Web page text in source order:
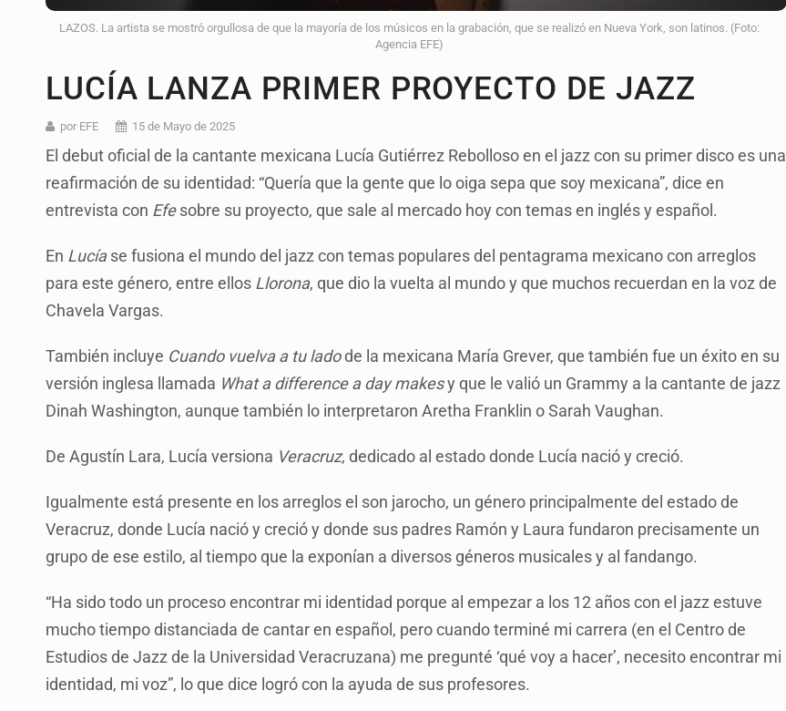
LAZOS. La artista se mostró orgullosa de que la mayoría de los músicos en la grabación, que se realizó en Nueva York, son latinos. (Foto:
Agencia EFE)
LUCÍA LANZA PRIMER PROYECTO DE JAZZ
por EFE 15 de Mayo de 2025
El debut oficial de la cantante mexicana Lucía Gutiérrez Rebolloso en el jazz con su primer disco es una
reafirmación de su identidad: “Quería que la gente que lo oiga sepa que soy mexicana”, dice en
entrevista con Efesobre su proyecto, que sale al mercado hoy con temas en inglés y español.
En Lucíase fusiona el mundo del jazz con temas populares del pentagrama mexicano con arreglos
para este género, entre ellos Llorona, que dio la vuelta al mundo y que muchos recuerdan en la voz de
Chavela Vargas.
También incluye Cuando vuelva a tu ladode la mexicana María Grever, que también fue un éxito en su
versión inglesa llamada What a difference a day makesy que le valió un Grammy a la cantante de jazz
Dinah Washington, aunque también lo interpretaron Aretha Franklin o Sarah Vaughan.
De Agustín Lara, Lucía versiona Veracruz, dedicado al estado donde Lucía nació y creció.
Igualmente está presente en los arreglos el son jarocho, un género principalmente del estado de
Veracruz, donde Lucía nació y creció y donde sus padres Ramón y Laura fundaron precisamente un
grupo de ese estilo, al tiempo que la exponían a diversos géneros musicales y al fandango.
“Ha sido todo un proceso encontrar mi identidad porque al empezar a los 12 años con el jazz estuve
mucho tiempo distanciada de cantar en español, pero cuando terminé mi carrera (en el Centro de
Estudios de Jazz de la Universidad Veracruzana) me pregunté ‘qué voy a hacer’, necesito encontrar mi
identidad, mi voz”, lo que dice logró con la ayuda de sus profesores.